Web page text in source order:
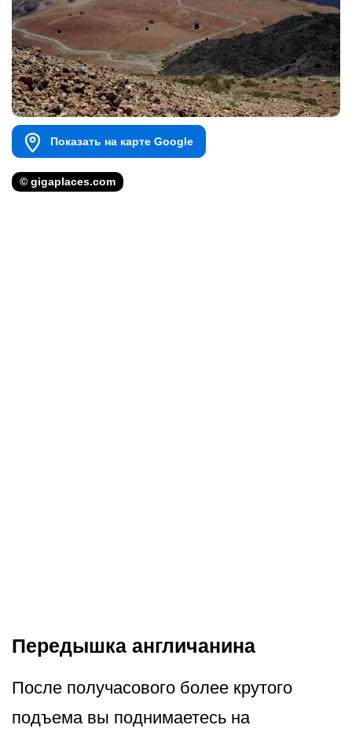
Показать на карте Google
© gigaplaces.com
Передышка англичанина
После получасового более крутого
подъема вы поднимаетесь на